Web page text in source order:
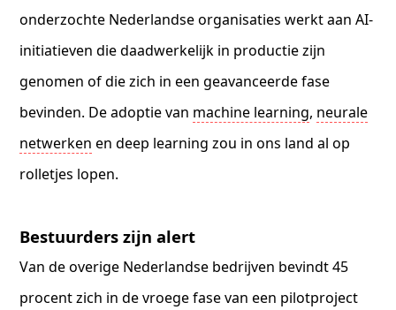
onderzochte Nederlandse organisaties werkt aan AI-
initiatieven die daadwerkelijk in productie zijn
genomen of die zich in een geavanceerde fase
bevinden. De adoptie van machine learning, neurale
netwerken en deep learning zou in ons land al op
rolletjes lopen.
Bestuurders zijn alert
Van de overige Nederlandse bedrijven bevindt 45
procent zich in de vroege fase van een pilotproject